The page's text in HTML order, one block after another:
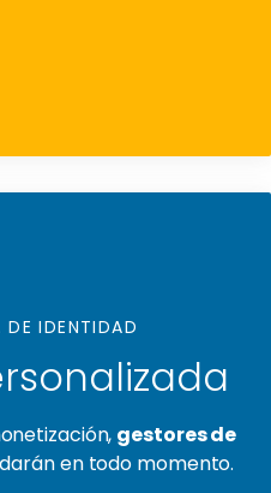
DE IDENTIDAD
gestores de
en todo momento.